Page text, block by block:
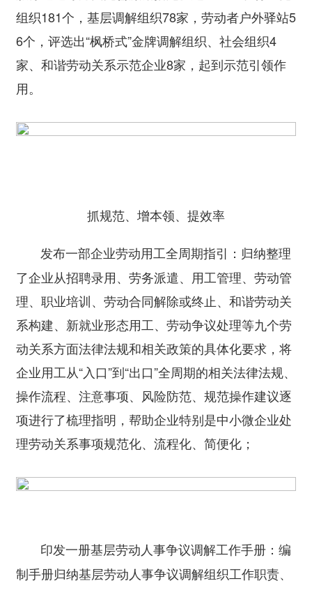
组织181个，基层调解组织78家，劳动者户外驿站5
6个，评选出“枫桥式”金牌调解组织、社会组织4
家、和谐劳动关系示范企业8家，起到示范引领作
用。
抓规范、增本领、提效率
发布一部企业劳动用工全周期指引： 归纳整理
了企业从招聘录用、劳务派遣、用工管理、劳动管
理、职业培训、劳动合同解除或终止、和谐劳动关
系构建、新就业形态用工、劳动争议处理等九个劳
动关系方面法律法规和相关政策的具体化要求，将
企业用工从“入口”到“出口”全周期的相关法律法规、
操作流程、注意事项、风险防范、规范操作建议逐
项进行了梳理指明，帮助企业特别是中小微企业处
理劳动关系事项规范化、流程化、简便化；
印发一册基层劳动人事争议调解工作手册： 编
制手册归纳基层劳动人事争议调解组织工作职责、